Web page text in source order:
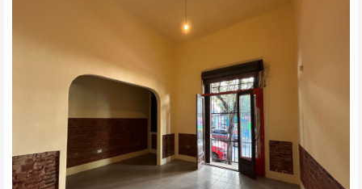
重磅出售！翁塞区(ONCE)黄金地